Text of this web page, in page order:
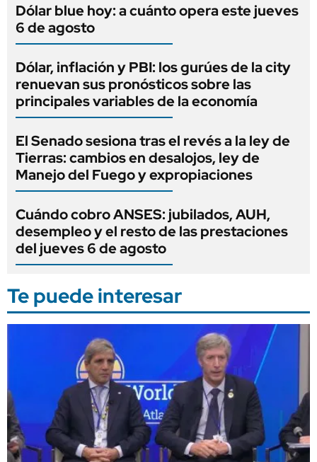
Dólar blue hoy: a cuánto opera este jueves
6 de agosto
Dólar, inflación y PBI: los gurúes de la city
renuevan sus pronósticos sobre las
principales variables de la economía
El Senado sesiona tras el revés a la ley de
Tierras: cambios en desalojos, ley de
Manejo del Fuego y expropiaciones
Cuándo cobro ANSES: jubilados, AUH,
desempleo y el resto de las prestaciones
del jueves 6 de agosto
Te puede interesar